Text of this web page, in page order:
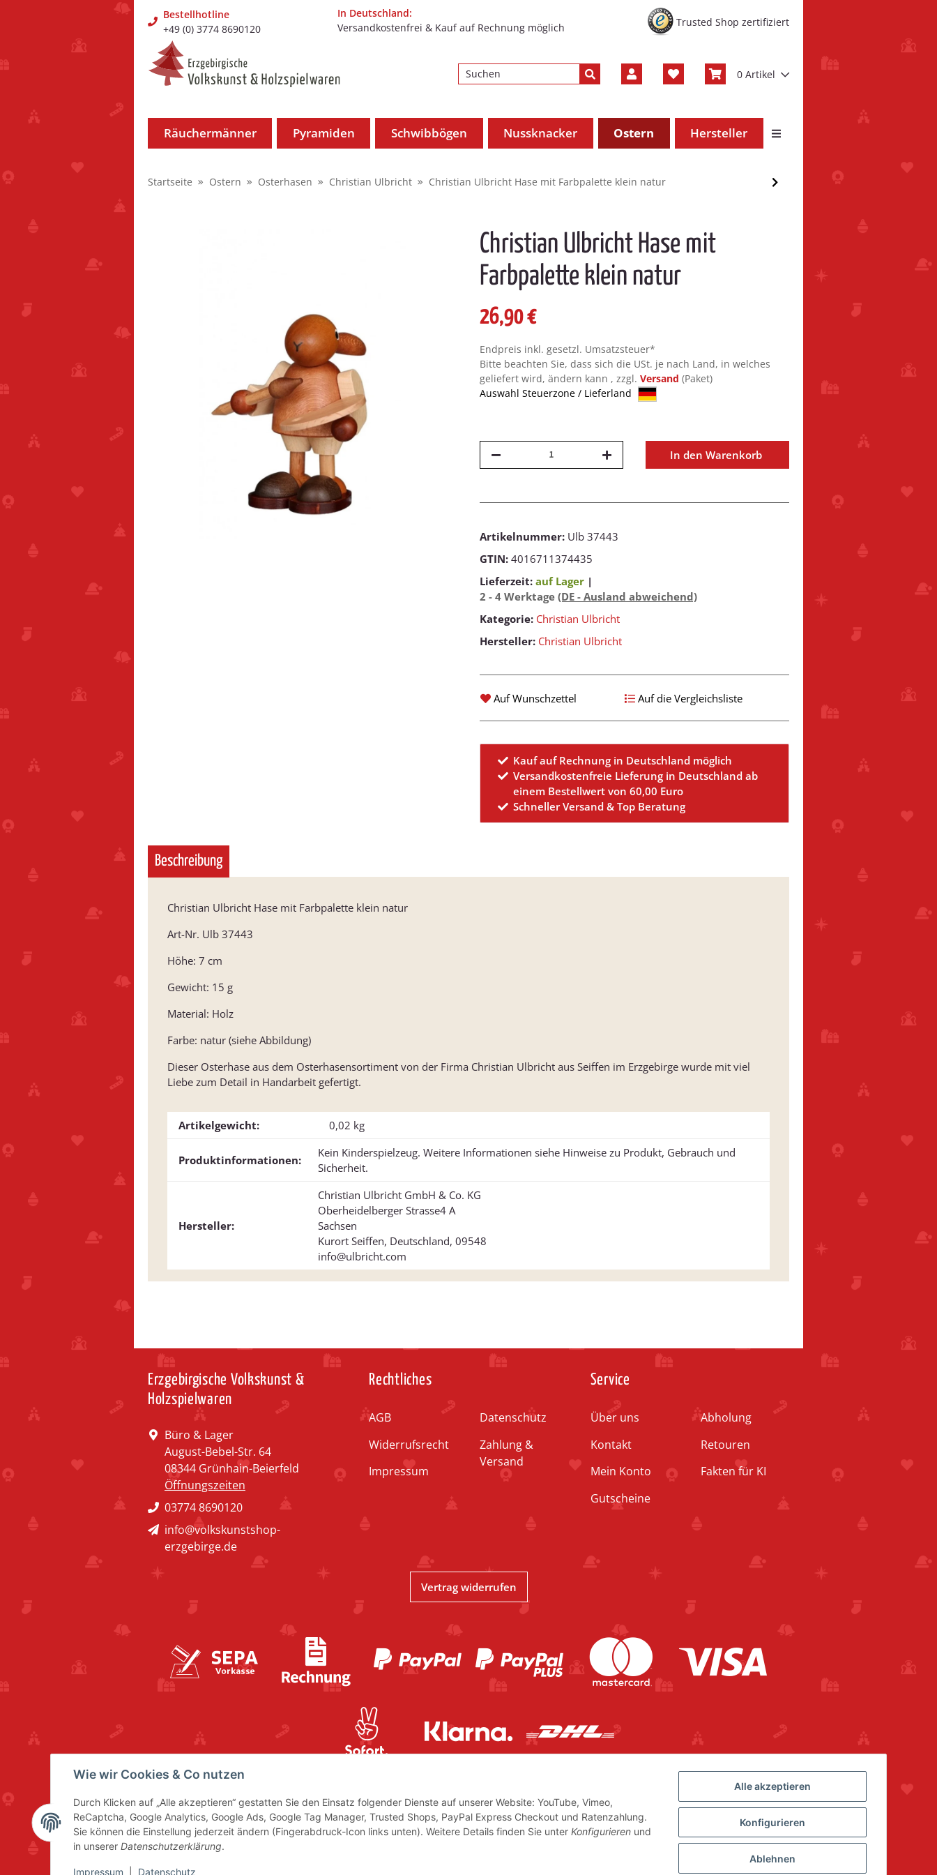
Bestellhotline
+49 (0) 3774 8690120
In Deutschland:
Versandkostenfrei & Kauf auf Rechnung möglich
Trusted Shop zertifiziert
0 Artikel
Räuchermänner Pyramiden Schwibbögen Nussknacker Ostern Hersteller
Startseite Ostern Osterhasen Christian Ulbricht Christian Ulbricht Hase mit Farbpalette klein natur
Christian Ulbricht Hase mit
Farbpalette klein natur
26,90 €
Endpreis inkl. gesetzl. Umsatzsteuer*
Bitte beachten Sie, dass sich die USt. je nach Land, in welches
geliefert wird, ändern kann , zzgl. Versand (Paket)
Auswahl Steuerzone / Lieferland
In den Warenkorb
Artikelnummer: Ulb 37443
GTIN: 4016711374435
Lieferzeit: auf Lager |
2 - 4 Werktage (DE - Ausland abweichend)
Kategorie: Christian Ulbricht
Hersteller: Christian Ulbricht
Auf Wunschzettel Auf die Vergleichsliste
Kauf auf Rechnung in Deutschland möglich
Versandkostenfreie Lieferung in Deutschland ab
einem Bestellwert von 60,00 Euro
Schneller Versand & Top Beratung
Beschreibung
Christian Ulbricht Hase mit Farbpalette klein natur
Art-Nr. Ulb 37443
Höhe: 7 cm
Gewicht: 15 g
Material: Holz
Farbe: natur (siehe Abbildung)
Dieser Osterhase aus dem Osterhasensortiment von der Firma Christian Ulbricht aus Seiffen im Erzgebirge wurde mit viel
Liebe zum Detail in Handarbeit gefertigt.
Artikelgewicht: 0,02 kg
Produktinformationen:
Kein Kinderspielzeug. Weitere Informationen siehe Hinweise zu Produkt, Gebrauch und
Sicherheit.
Hersteller:
Christian Ulbricht GmbH & Co. KG
Oberheidelberger Strasse4 A
Sachsen
Kurort Seiffen, Deutschland, 09548
info@ulbricht.com
Erzgebirgische Volkskunst &
Holzspielwaren
Büro & Lager
August-Bebel-Str. 64
08344 Grünhain-Beierfeld
Öffnungszeiten
03774 8690120
info@volkskunstshop-
erzgebirge.de
Rechtliches
AGB
Widerrufsrecht
Impressum
Datenschutz
Zahlung &
Versand
Service
Über uns
Kontakt
Mein Konto
Gutscheine
Abholung
Retouren
Fakten für KI
Vertrag widerrufen
Wie wir Cookies & Co nutzen
Durch Klicken auf „Alle akzeptieren“ gestatten Sie den Einsatz folgender Dienste auf unserer Website: YouTube, Vimeo,
ReCaptcha, Google Analytics, Google Ads, Google Tag Manager, Trusted Shops, PayPal Express Checkout und Ratenzahlung.
Sie können die Einstellung jederzeit ändern (Fingerabdruck-Icon links unten). Weitere Details finden Sie unter Konfigurieren und
in unserer Datenschutzerklärung.
Impressum Datenschutz
Alle akzeptieren
Konfigurieren
Ablehnen